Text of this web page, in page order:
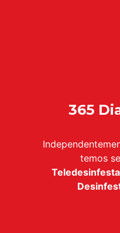
365
temos